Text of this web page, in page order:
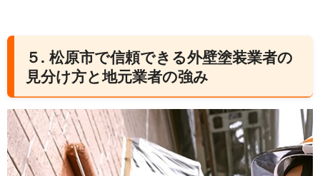
５. 松原市で信頼できる外壁塗装業者の
見分け方と地元業者の強み